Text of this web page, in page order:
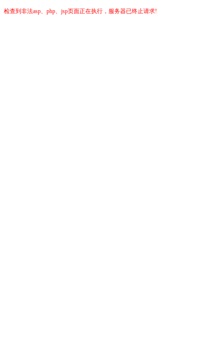
检查到非法asp、php、jsp页面正在执行，服务器已终止请求!